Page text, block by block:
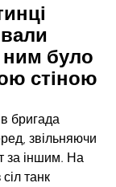
ним було
стіною
бригада
звільняючи
за іншим. На
танк